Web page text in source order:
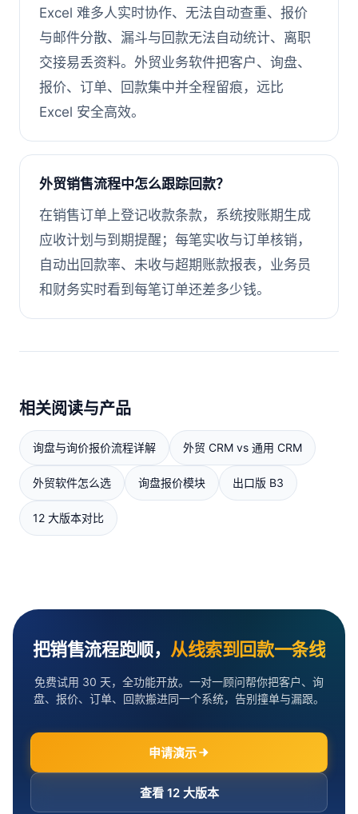
Excel 难多人实时协作、无法自动查重、报价
与邮件分散、漏斗与回款无法自动统计、离职
交接易丢资料。外贸业务软件把客户、询盘、
报价、订单、回款集中并全程留痕，远比
Excel 安全高效。
外贸销售流程中怎么跟踪回款？
在销售订单上登记收款条款，系统按账期生成
应收计划与到期提醒；每笔实收与订单核销，
自动出回款率、未收与超期账款报表，业务员
和财务实时看到每笔订单还差多少钱。
相关阅读与产品
询盘与询价报价流程详解 外贸 CRM vs 通用 CRM
外贸软件怎么选 询盘报价模块 出口版 B3
12 大版本对比
把销售流程跑顺， 从线索到回款一条线
免费试用 30 天，全功能开放。一对一顾问帮你把客户、询
盘、报价、订单、回款搬进同一个系统，告别撞单与漏跟。
申请演示
查看 12 大版本